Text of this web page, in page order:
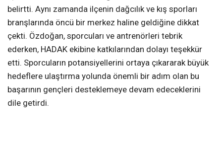
belirtti. Aynı zamanda ilçenin dağcılık ve kış sporları
branşlarında öncü bir merkez haline geldiğine dikkat
çekti. Özdoğan, sporcuları ve antrenörleri tebrik
ederken, HADAK ekibine katkılarından dolayı teşekkür
etti. Sporcuların potansiyellerini ortaya çıkararak büyük
hedeflere ulaştırma yolunda önemli bir adım olan bu
başarının gençleri desteklemeye devam edeceklerini
dile getirdi.